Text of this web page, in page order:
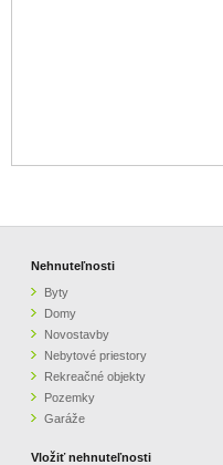
Nehnuteľnosti
Byty
Domy
Novostavby
Nebytové priestory
Rekreačné objekty
Pozemky
Garáže
Vložiť nehnuteľnosti